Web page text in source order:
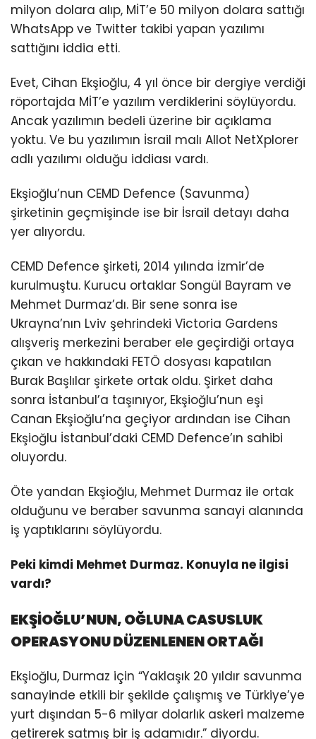
milyon dolara alıp, MİT’e 50 milyon dolara sattığı
WhatsApp ve Twitter takibi yapan yazılımı
sattığını iddia etti.
Evet, Cihan Ekşioğlu, 4 yıl önce bir dergiye verdiği
röportajda MİT’e yazılım verdiklerini söylüyordu.
Ancak yazılımın bedeli üzerine bir açıklama
yoktu. Ve bu yazılımın İsrail malı Allot NetXplorer
adlı yazılımı olduğu iddiası vardı.
Ekşioğlu’nun CEMD Defence (Savunma)
şirketinin geçmişinde ise bir İsrail detayı daha
yer alıyordu.
CEMD Defence şirketi, 2014 yılında İzmir’de
kurulmuştu. Kurucu ortaklar Songül Bayram ve
Mehmet Durmaz’dı. Bir sene sonra ise
Ukrayna’nın Lviv şehrindeki Victoria Gardens
alışveriş merkezini beraber ele geçirdiği ortaya
çıkan ve hakkındaki FETÖ dosyası kapatılan
Burak Başlılar şirkete ortak oldu. Şirket daha
sonra İstanbul’a taşınıyor, Ekşioğlu’nun eşi
Canan Ekşioğlu’na geçiyor ardından ise Cihan
Ekşioğlu İstanbul’daki CEMD Defence’ın sahibi
oluyordu.
Öte yandan Ekşioğlu, Mehmet Durmaz ile ortak
olduğunu ve beraber savunma sanayi alanında
iş yaptıklarını söylüyordu.
Peki kimdi Mehmet Durmaz. Konuyla ne ilgisi
vardı?
EKŞİOĞLU’NUN, OĞLUNA CASUSLUK
OPERASYONU DÜZENLENEN ORTAĞI
Ekşioğlu, Durmaz için “Yaklaşık 20 yıldır savunma
sanayinde etkili bir şekilde çalışmış ve Türkiye’ye
yurt dışından 5-6 milyar dolarlık askeri malzeme
getirerek satmış bir iş adamıdır.” diyordu.